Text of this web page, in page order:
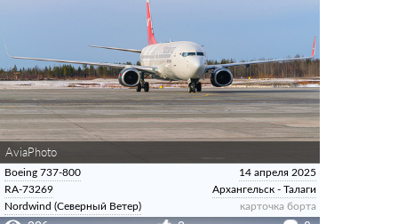
AviaPhoto
Boeing 737-800
RA-73269
Nordwind (Северный Ветер)
14 апреля 2025
Архангельск - Талаги
карточка борта